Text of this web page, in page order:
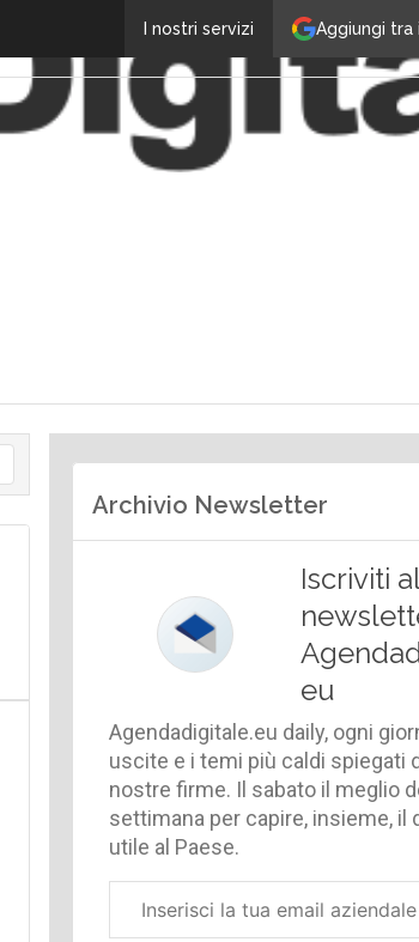
Aggiungi
I nostri servizi
Archivio Newsletter
Iscriviti
eu
Agendadigitale.eu daily, ogni
uscite e i temi più caldi spiegati
nostre firme. Il sabato il meglio
settimana per capire, insieme, il
utile al Paese.
aziendale